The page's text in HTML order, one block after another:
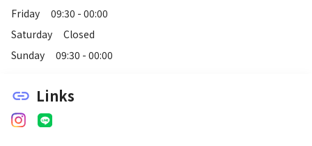
Friday
09:30 - 00:00
Saturday
Closed
Sunday
09:30 - 00:00
link Links